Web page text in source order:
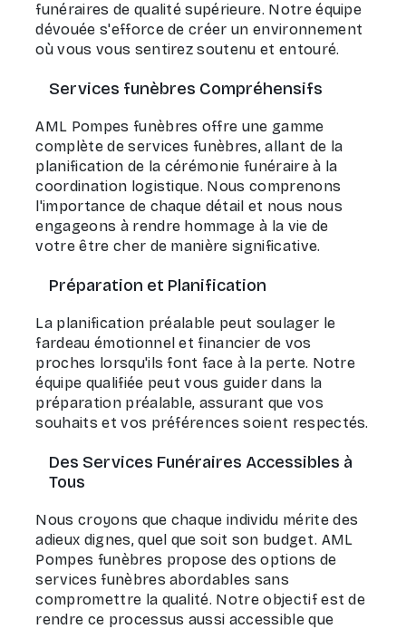
funéraires de qualité supérieure. Notre équipe
dévouée s'efforce de créer un environnement
où vous vous sentirez soutenu et entouré.
Services funèbres Compréhensifs
AML Pompes funèbres offre une gamme
complète de services funèbres, allant de la
planification de la cérémonie funéraire à la
coordination logistique. Nous comprenons
l'importance de chaque détail et nous nous
engageons à rendre hommage à la vie de
votre être cher de manière significative.
Préparation et Planification
La planification préalable peut soulager le
fardeau émotionnel et financier de vos
proches lorsqu'ils font face à la perte. Notre
équipe qualifiée peut vous guider dans la
préparation préalable, assurant que vos
souhaits et vos préférences soient respectés.
Des Services Funéraires Accessibles à
Tous
Nous croyons que chaque individu mérite des
adieux dignes, quel que soit son budget. AML
Pompes funèbres propose des options de
services funèbres abordables sans
compromettre la qualité. Notre objectif est de
rendre ce processus aussi accessible que